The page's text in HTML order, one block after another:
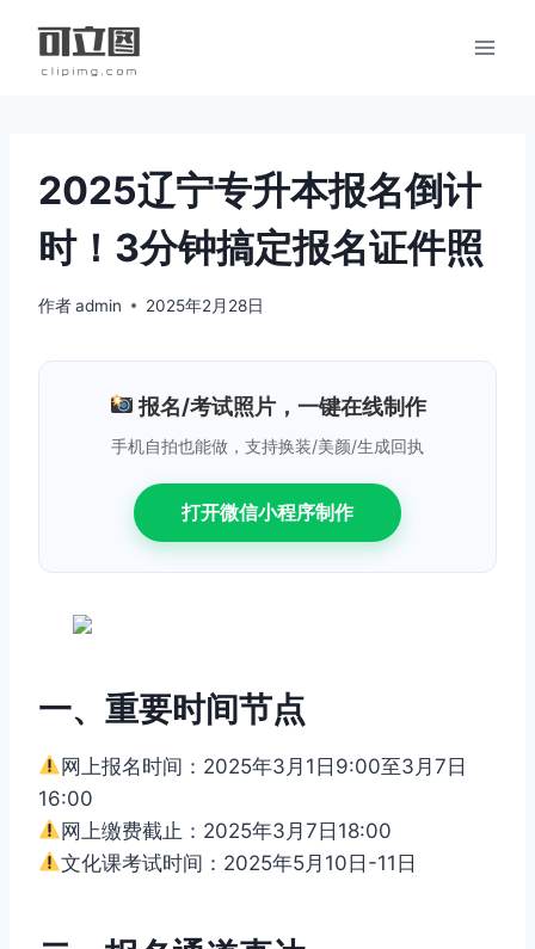
2025辽宁专升本报名倒计
时！3分钟搞定报名证件照
作者admin 2025年2月28日
报名/考试照片，一键在线制作
手机自拍也能做，支持换装/美颜/生成回执
打开微信小程序制作
一、重要时间节点
网上报名时间：2025年3月1日9:00至3月7日
16:00
网上缴费截止：2025年3月7日18:00
文化课考试时间：2025年5月10日-11日